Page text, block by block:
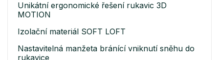
Unikátní ergonomické řešení rukavic 3D
MOTION
Izolační materiál SOFT LOFT
Nastavitelná manžeta bránící vniknutí sněhu do
rukavice